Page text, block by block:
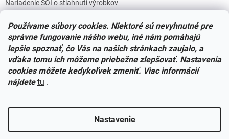
Používame súbory cookies. Niektoré sú nevyhnutné pre
správne fungovanie nášho webu, iné nám pomáhajú
lepšie spoznať, čo Vás na našich stránkach zaujalo, a
vďaka tomu ich môžeme priebežne zlepšovať. Nastavenia
cookies môžete kedykoľvek zmeniť. Viac informácií
nájdete tu .
Nastavenie
Nariadenie SOI o stiahnutí výrobkov
Zásady súborov COOKIES
Facebook
Vytvoril Shoptet